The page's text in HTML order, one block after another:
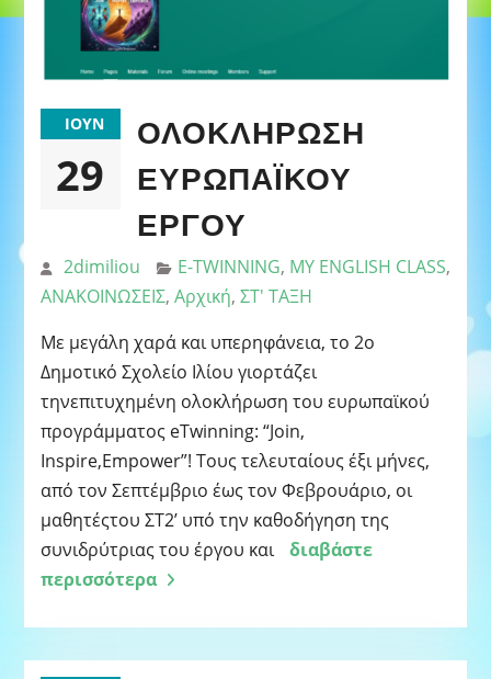
ΙΟΎΝ
29
ΟΛΟΚΛΗΡΩΣΗ
ΕΥΡΩΠΑΪΚΟΥ
ΕΡΓΟΥ
2dimiliou E-TWINNING, MY ENGLISH CLASS,
ΑΝΑΚΟΙΝΩΣΕΙΣ, Αρχική, ΣΤ' ΤΑΞΗ
Με μεγάλη χαρά και υπερηφάνεια, το 2ο
Δημοτικό Σχολείο Ιλίου γιορτάζει
τηνεπιτυχημένη ολοκλήρωση του ευρωπαϊκού
προγράμματος eTwinning: “Join,
Inspire,Empower”! Τους τελευταίους έξι μήνες,
από τον Σεπτέμβριο έως τον Φεβρουάριο, oι
μαθητέςτου ΣΤ2’ υπό την καθοδήγηση της
συνιδρύτριας του έργου και διαβάστε
περισσότερα